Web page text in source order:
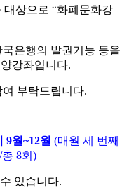
대상으로 “화폐문화강
은행의 발권기능 등을
강좌입니다.
부탁드립니다.
9월~12월 (매월 세 번째
총 8회 )
있습니다.